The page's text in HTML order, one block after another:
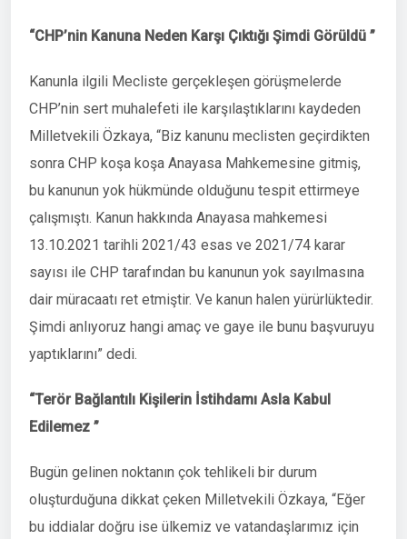
“CHP’nin Kanuna Neden Karşı Çıktığı Şimdi Görüldü ”
Kanunla ilgili Mecliste gerçekleşen görüşmelerde
CHP’nin sert muhalefeti ile karşılaştıklarını kaydeden
Milletvekili Özkaya, “Biz kanunu meclisten geçirdikten
sonra CHP koşa koşa Anayasa Mahkemesine gitmiş,
bu kanunun yok hükmünde olduğunu tespit ettirmeye
çalışmıştı. Kanun hakkında Anayasa mahkemesi
13.10.2021 tarihli 2021/43 esas ve 2021/74 karar
sayısı ile CHP tarafından bu kanunun yok sayılmasına
dair müracaatı ret etmiştir. Ve kanun halen yürürlüktedir.
Şimdi anlıyoruz hangi amaç ve gaye ile bunu başvuruyu
yaptıklarını” dedi.
“Terör Bağlantılı Kişilerin İstihdamı Asla Kabul
Edilemez ”
Bugün gelinen noktanın çok tehlikeli bir durum
oluşturduğuna dikkat çeken Milletvekili Özkaya, “Eğer
bu iddialar doğru ise ülkemiz ve vatandaşlarımız için